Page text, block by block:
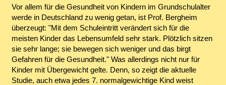
Vor allem für die Gesundheit von Kindern im Grundschulalter
werde in Deutschland zu wenig getan, ist Prof. Bergheim
überzeugt: "Mit dem Schuleintritt verändert sich für die
meisten Kinder das Lebensumfeld sehr stark. Plötzlich sitzen
sie sehr lange; sie bewegen sich weniger und das birgt
Gefahren für die Gesundheit." Was allerdings nicht nur für
Kinder mit Übergewicht gelte. Denn, so zeigt die aktuelle
Studie, auch etwa jedes 7. normalgewichtige Kind weist